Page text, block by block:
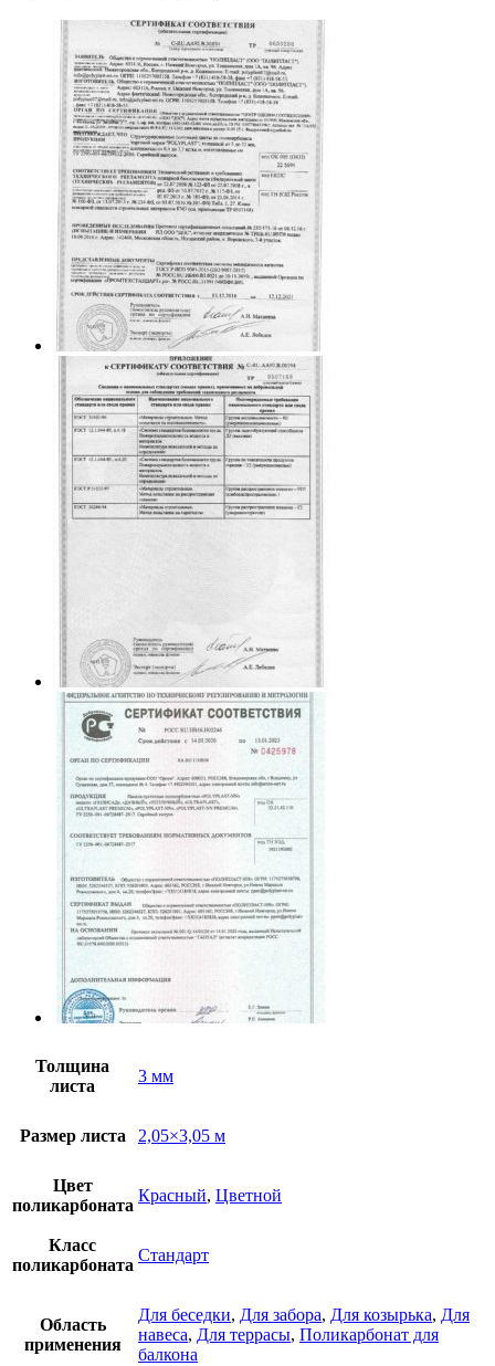
Толщина
листа
3 мм
Размер листа 2,05×3,05 м
Цвет
поликарбоната
Красный, Цветной
Класс
поликарбоната
Стандарт
Область
применения
Для беседки, Для забора, Для козырька, Для
навеса, Для террасы, Поликарбонат для
балкона